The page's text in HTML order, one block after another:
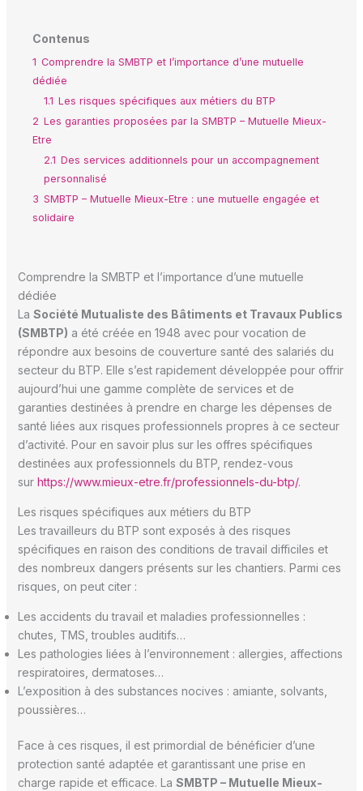
Contenus
1 Comprendre la SMBTP et l’importance d’une mutuelle
dédiée
1.1 Les risques spécifiques aux métiers du BTP
2 Les garanties proposées par la SMBTP – Mutuelle Mieux-
Etre
2.1 Des services additionnels pour un accompagnement
personnalisé
3 SMBTP – Mutuelle Mieux-Etre : une mutuelle engagée et
solidaire
Comprendre la SMBTP et l’importance d’une mutuelle
dédiée
La Société Mutualiste des Bâtiments et Travaux Publics
(SMBTP) a été créée en 1948 avec pour vocation de
répondre aux besoins de couverture santé des salariés du
secteur du BTP. Elle s’est rapidement développée pour offrir
aujourd’hui une gamme complète de services et de
garanties destinées à prendre en charge les dépenses de
santé liées aux risques professionnels propres à ce secteur
d’activité. Pour en savoir plus sur les offres spécifiques
destinées aux professionnels du BTP, rendez-vous
sur https://www.mieux-etre.fr/professionnels-du-btp/.
Les risques spécifiques aux métiers du BTP
Les travailleurs du BTP sont exposés à des risques
spécifiques en raison des conditions de travail difficiles et
des nombreux dangers présents sur les chantiers. Parmi ces
risques, on peut citer :
Les accidents du travail et maladies professionnelles :
chutes, TMS, troubles auditifs…
Les pathologies liées à l’environnement : allergies, affections
respiratoires, dermatoses…
L’exposition à des substances nocives : amiante, solvants,
poussières…
Face à ces risques, il est primordial de bénéficier d’une
protection santé adaptée et garantissant une prise en
charge rapide et efficace. La SMBTP – Mutuelle Mieux-